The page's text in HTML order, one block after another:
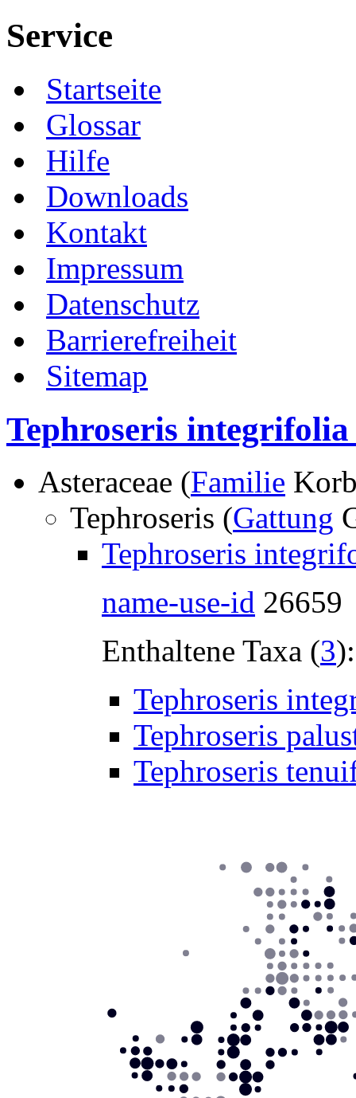
Service
Startseite
Glossar
Hilfe
Downloads
Kontakt
Impressum
Datenschutz
Barrierefreiheit
Sitemap
Tephroseris integrifolia
Asteraceae (Familie
Tephroseris (Gattung
Tephroseris
name-use-id 26659
Enthaltene Taxa (3):
Tephroseris
Tephroseris
Tephroseris